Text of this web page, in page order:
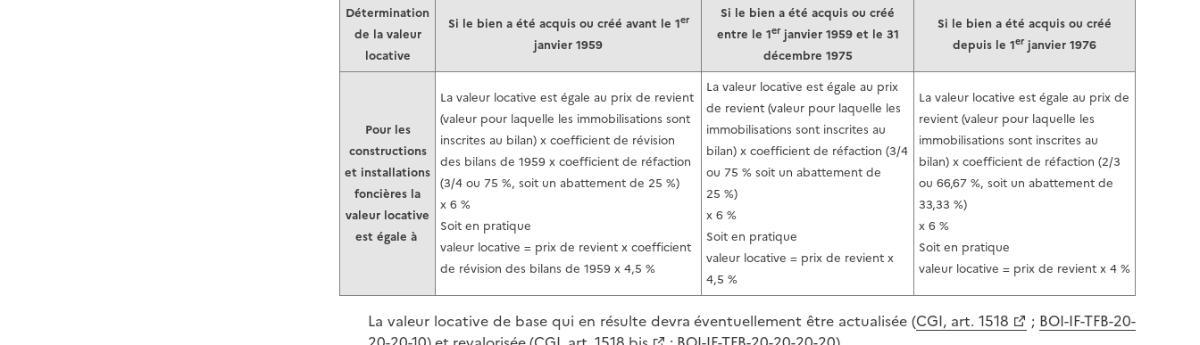
Détermination
de la valeur
locative
Si le bien a été acquis ou créé avant le 1er
janvier 1959
Si le bien a été acquis ou créé
entre le 1erjanvier 1959 et le 31
décembre 1975
Si le bien a été acquis ou créé
depuis le 1er janvier 1976
Pour les
constructions
et installations
foncières la
valeur locative
est égale à
La valeur locative est égale au prix de revient
(valeur pour laquelle les immobilisations sont
inscrites au bilan) x coefficient de révision
des bilans de 1959 x coefficient de réfaction
(3/4 ou 75 %, soit un abattement de 25 %)
x 6 %
Soit en pratique
valeur locative = prix de revient x coefficient
de révision des bilans de 1959 x 4,5 %
La valeur locative est égale au prix
de revient (valeur pour laquelle les
immobilisations sont inscrites au
bilan) x coefficient de réfaction (3/4
ou 75 % soit un abattement de
25 %)
x 6 %
Soit en pratique
valeur locative = prix de revient x
4,5 %
La valeur locative est égale au prix de
revient (valeur pour laquelle les
immobilisations sont inscrites au
bilan) x coefficient de réfaction (2/3
ou 66,67 %, soit un abattement de
33,33 %)
x 6 %
Soit en pratique
valeur locative = prix de revient x 4 %
La valeur locative de base qui en résulte devra éventuellement être actualisée (CGI, art. 1518 ; BOI-IF-TFB-20-